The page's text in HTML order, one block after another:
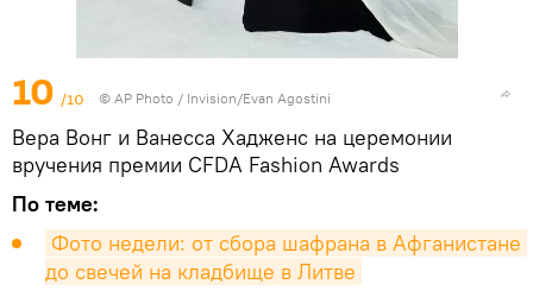
10 /10 © AP Photo / Invision/Evan Agostini
Вера Вонг и Ванесса Хадженс на церемонии
вручения премии CFDA Fashion Awards
По теме:
Фото недели: от сбора шафрана в Афганистане
до свечей на кладбище в Литве